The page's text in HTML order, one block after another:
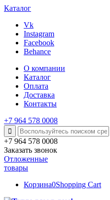
Каталог
Vk
Instagram
Facebook
Behance
О компании
Каталог
Оплата
Доставка
Контакты
+7 964 578 0008
+7 964 578 0008
Заказать звонок
Отложенные
товары
Корзина0Shopping Cart